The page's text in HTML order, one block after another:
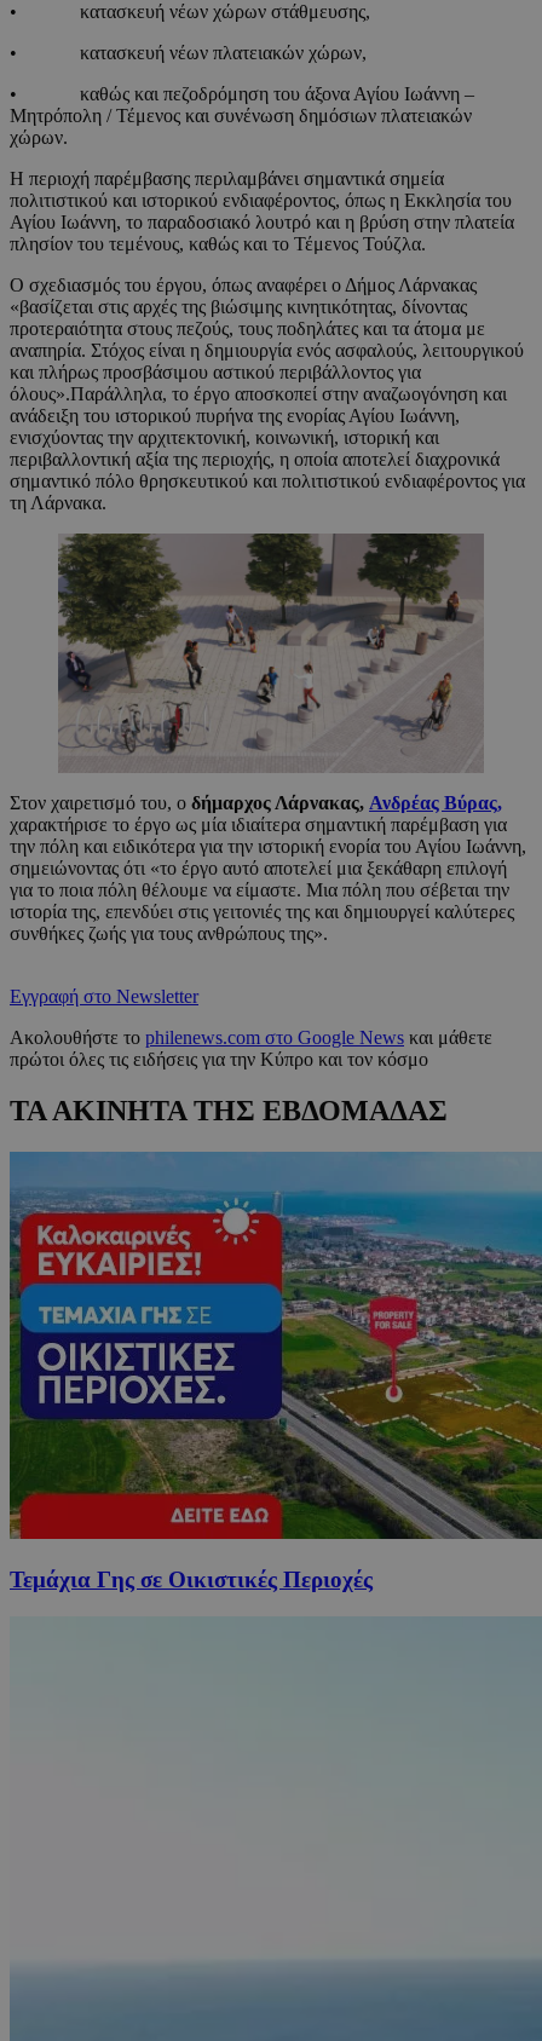
• κατασκευή νέων χώρων στάθμευσης,
• κατασκευή νέων πλατειακών χώρων,
• καθώς και πεζοδρόμηση του άξονα Αγίου Ιωάννη –
Μητρόπολη / Τέμενος και συνένωση δημόσιων πλατειακών
χώρων.
Η περιοχή παρέμβασης περιλαμβάνει σημαντικά σημεία
πολιτιστικού και ιστορικού ενδιαφέροντος, όπως η Εκκλησία του
Αγίου Ιωάννη, το παραδοσιακό λουτρό και η βρύση στην πλατεία
πλησίον του τεμένους, καθώς και το Τέμενος Τούζλα.
Ο σχεδιασμός του έργου, όπως αναφέρει ο Δήμος Λάρνακας
«βασίζεται στις αρχές της βιώσιμης κινητικότητας, δίνοντας
προτεραιότητα στους πεζούς, τους ποδηλάτες και τα άτομα με
αναπηρία. Στόχος είναι η δημιουργία ενός ασφαλούς, λειτουργικού
και πλήρως προσβάσιμου αστικού περιβάλλοντος για
όλους».Παράλληλα, το έργο αποσκοπεί στην αναζωογόνηση και
ανάδειξη του ιστορικού πυρήνα της ενορίας Αγίου Ιωάννη,
ενισχύοντας την αρχιτεκτονική, κοινωνική, ιστορική και
περιβαλλοντική αξία της περιοχής, η οποία αποτελεί διαχρονικά
σημαντικό πόλο θρησκευτικού και πολιτιστικού ενδιαφέροντος για
τη Λάρνακα.
Στον χαιρετισμό του, ο δήμαρχος Λάρνακας, Ανδρέας Βύρας,
χαρακτήρισε το έργο ως μία ιδιαίτερα σημαντική παρέμβαση για
την πόλη και ειδικότερα για την ιστορική ενορία του Αγίου Ιωάννη,
σημειώνοντας ότι «το έργο αυτό αποτελεί μια ξεκάθαρη επιλογή
για το ποια πόλη θέλουμε να είμαστε. Μια πόλη που σέβεται την
ιστορία της, επενδύει στις γειτονιές της και δημιουργεί καλύτερες
συνθήκες ζωής για τους ανθρώπους της».
Εγγραφή στο Newsletter
Ακολουθήστε το philenews.com στο Google News και μάθετε
πρώτοι όλες τις ειδήσεις για την Κύπρο και τον κόσμο
ΤΑ ΑΚΙΝΗΤΑ ΤΗΣ ΕΒΔΟΜΑΔΑΣ
Τεμάχια Γης σε Οικιστικές Περιοχές